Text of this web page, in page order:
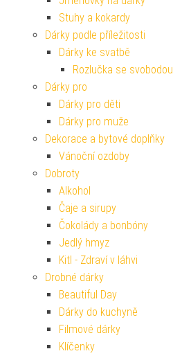
Stuhy a kokardy
Dárky podle příležitosti
Dárky ke svatbě
Rozlučka se svobodou
Dárky pro
Dárky pro děti
Dárky pro muže
Dekorace a bytové doplňky
Vánoční ozdoby
Dobroty
Alkohol
Čaje a sirupy
Čokolády a bonbóny
Jedlý hmyz
Kitl - Zdraví v láhvi
Drobné dárky
Beautiful Day
Dárky do kuchyně
Filmové dárky
Klíčenky